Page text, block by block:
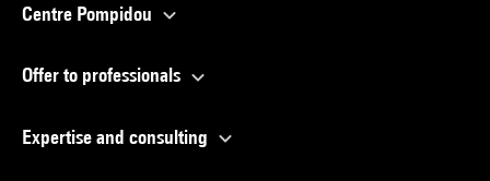
Centre Pompidou
Offer to professionals
Expertise and consulting